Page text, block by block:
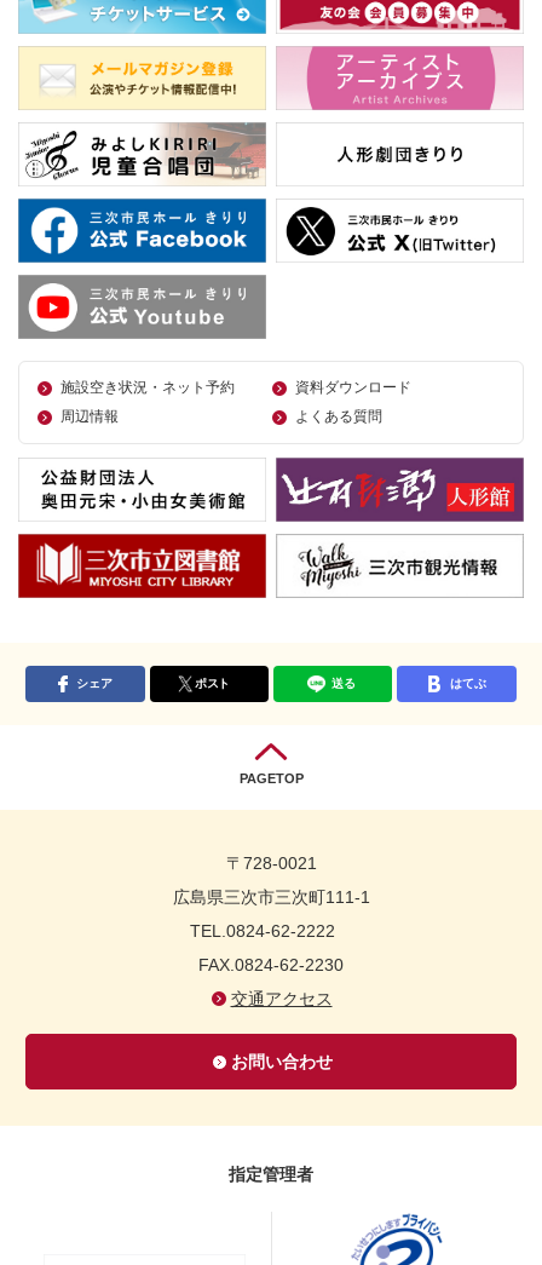
施設空き状況・ネット予約
資料ダウンロード
周辺情報
よくある質問
シェア ポスト 送る はてぶ
PAGETOP
〒728-0021
広島県三次市三次町111-1
TEL.0824-62-2222
FAX.0824-62-2230
交通アクセス
お問い合わせ
指定管理者